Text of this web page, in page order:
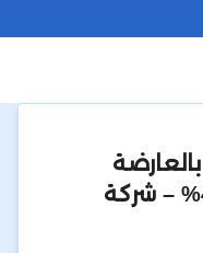
0559641775 خصم 40% – شركة